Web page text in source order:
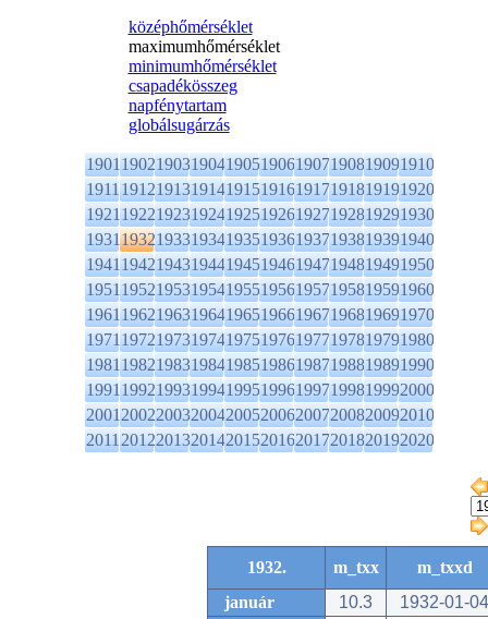
középhőmérséklet
maximumhőmérséklet
minimumhőmérséklet
csapadékösszeg
napfénytartam
globálsugárzás
1901190219031904190519061907190819091910
1911191219131914191519161917191819191920
1921192219231924192519261927192819291930
1931193219331934193519361937193819391940
1941194219431944194519461947194819491950
1951195219531954195519561957195819591960
1961196219631964196519661967196819691970
1971197219731974197519761977197819791980
1981198219831984198519861987198819891990
1991199219931994199519961997199819992000
2001200220032004200520062007200820092010
2011201220132014201520162017201820192020
1932. m_txx
m_txxd
január
10.3
1932-01-04